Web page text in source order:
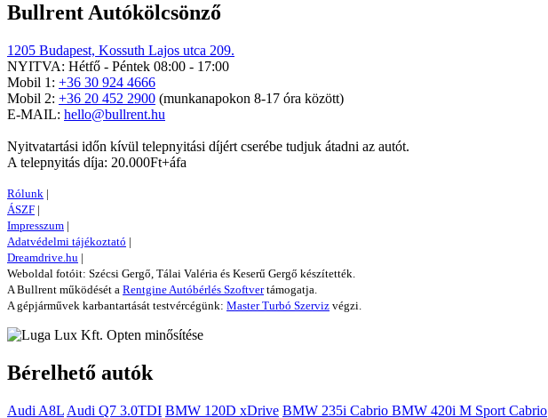
Bullrent Autókölcsönző
1205 Budapest, Kossuth Lajos utca 209.
NYITVA: Hétfő - Péntek 08:00 - 17:00
Mobil 1: +36 30 924 4666
Mobil 2: +36 20 452 2900 (munkanapokon 8-17 óra között)
E-MAIL: hello@bullrent.hu
Nyitvatartási időn kívül telepnyitási díjért cserébe tudjuk átadni az autót.
A telepnyitás díja: 20.000Ft+áfa
Rólunk |
ÁSZF |
Impresszum |
Adatvédelmi tájékoztató |
Dreamdrive.hu |
Weboldal fotóit: Szécsi Gergő, Tálai Valéria és Keserű Gergő készítették.
A Bullrent működését a Rentgine Autóbérlés Szoftvertámogatja.
A gépjárművek karbantartását testvércégünk: Master Turbó Szerviz végzi.
Bérelhető autók
Audi A8L Audi Q7 3.0TDI BMW 120D xDrive BMW 235i Cabrio BMW 420i M Sport Cabrio